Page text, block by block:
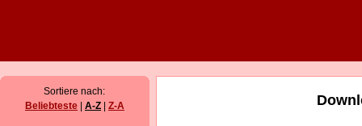
Sortiere nach:
Beliebteste
A-Z Z-A